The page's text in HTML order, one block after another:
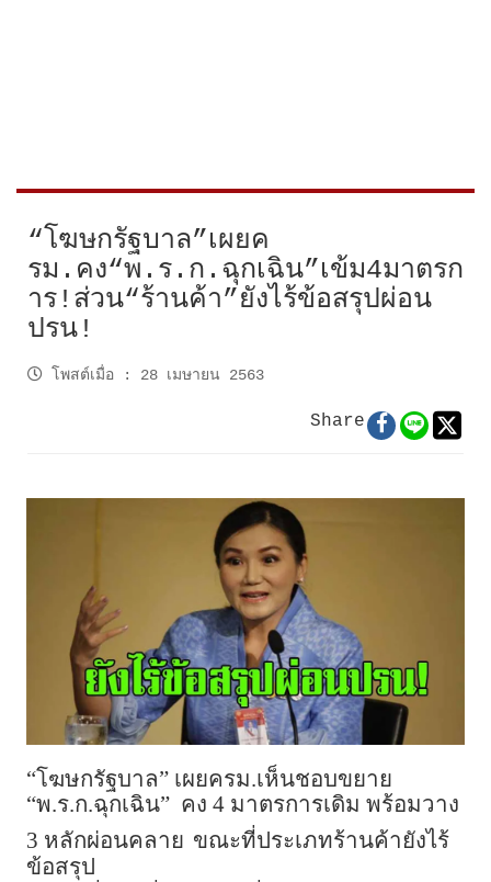
“โฆษกรัฐบาล”เผยค
รม.คง“พ.ร.ก.ฉุกเฉิน”เข้ม4มาตรก
าร!ส่วน“ร้านค้า”ยังไร้ข้อสรุปผ่อน
ปรน!
โพสต์เมื่อ : 28 เมษายน 2563
Share
“โฆษกรัฐบาล” เผยครม.เห็นชอบขยาย
“พ.ร.ก.ฉุกเฉิน” คง 4 มาตรการเดิม พร้อมวาง
3 หลักผ่อนคลาย ขณะที่ประเภทร้านค้ายังไร้
ข้อสรุป